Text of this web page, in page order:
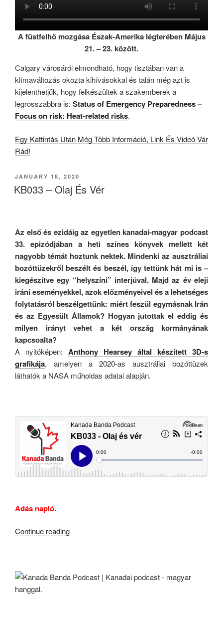
A füstfelhő mozgása Észak-Amerika légterében Május
21. – 23. között.
Calgary városáról elmondható, hogy tisztában van a
klímaváltozás okozta kihívásokkal és talán még azt is
kijelenthetjük, hogy felkészültek a szakemberek a
legrosszabbra is: Status of Emergency Preparedness –
Focus on risk: Heat-related risks.
Egy Kattintás Után Még Több Információ, Link És Videó Vár
Rád!
POSTED
ON
JANUARY 18, 2020
KB033 – Olaj És Vér
Az első és ezidáig az egyetlen kanadai-magyar podcast
33. epizódjában a heti színes könyvek mellett két
nagyobb témát hoztunk nektek. Mindenki az ausztráliai
bozóttüzekről beszélt és beszél, így tettünk hát mi is –
kiegészítve egy “helyszíni” interjúval. Majd az év eleji
iráni eseményekkel, azok előzményeivel és a lehetséges
folytatásról beszélgettünk: miért feszül egymásnak Irán
és az Egyesült Államok? Hogyan jutottak el eddig és
milyen irányt vehet a két ország kormányának
kapcsoalta?
A nyitóképen: Anthony Hearsey által készített 3D-s
grafikája, amelyen a 2020-as ausztráliai bozóttüzek
láthatók a NASA műholdas adatai alapján.
Adás napló.
Continue reading“KB033
Vér”